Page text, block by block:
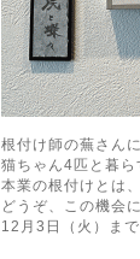
根付け師の蕪さん
猫ちゃん4匹と暮ら
本業の根付けとは
どうぞ、この機会
12月3日（火）まで